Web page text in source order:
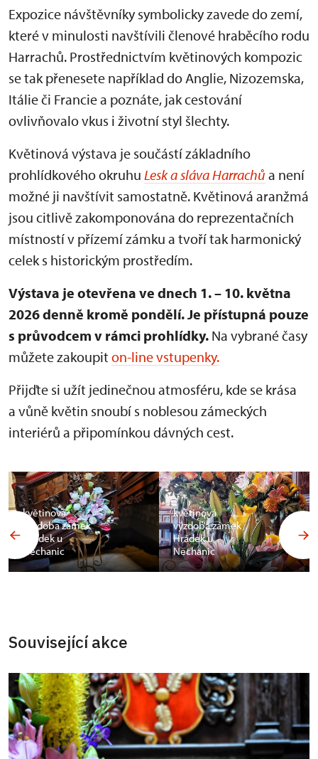
Expozice návštěvníky symbolicky zavede do zemí,
které v minulosti navštívili členové hraběcího rodu
Harrachů. Prostřednictvím květinových kompozic
se tak přenesete například do Anglie, Nizozemska,
Itálie či Francie a poznáte, jak cestování
ovlivňovalo vkus i životní styl šlechty.
Květinová výstava je součástí základního
prohlídkového okruhu Lesk a sláva Harrachů a není
možné ji navštívit samostatně. Květinová aranžmá
jsou citlivě zakomponována do reprezentačních
místností v přízemí zámku a tvoří tak harmonický
celek s historickým prostředím.
Výstava je otevřena ve dnech 1. – 10. května
2026 denně kromě pondělí.Je přístupná pouze
s průvodcem v rámci prohlídky. Na vybrané časy
můžete zakoupit on-line vstupenky.
Přijďte si užít jedinečnou atmosféru, kde se krása
a vůně květin snoubí s noblesou zámeckých
interiérů a připomínkou dávných cest.
květinová
výzdoba zámek
Hrádek u
Nechanic
květinová
výzdoba zámek
Hrádek u
Nechanic
Související akce